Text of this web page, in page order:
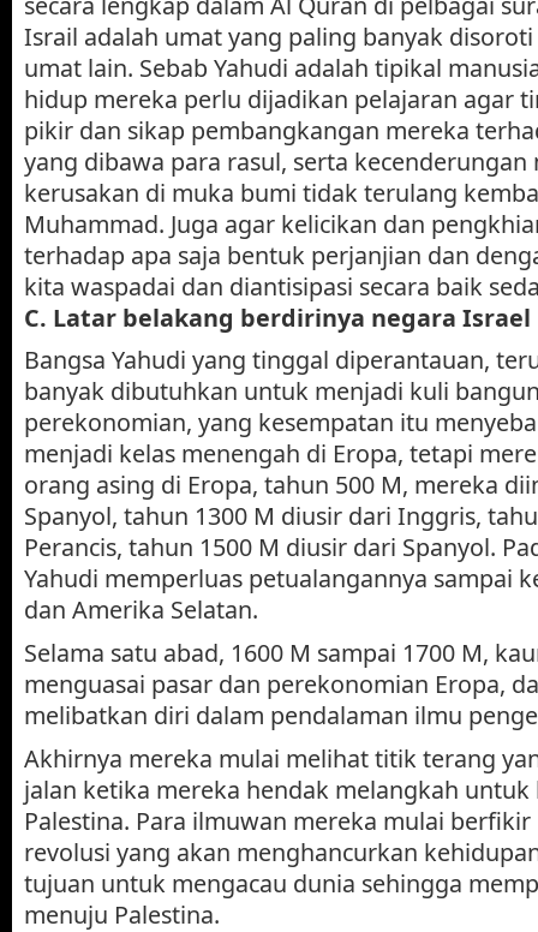
Israil adalah umat yang paling banyak
umat lain. Sebab Yahudi adalah tipikal
hidup mereka perlu dijadikan pelajaran agar
pikir dan sikap pembangkangan mereka
yang dibawa para rasul, serta
kerusakan di muka bumi tidak terulang
Muhammad. Juga agar kelicikan dan
terhadap apa saja bentuk perjanjian dan
kita waspadai dan diantisipasi secara baik
C. Latar belakang berdirinya negara Israel
Bangsa Yahudi yang tinggal diperantauan,
banyak dibutuhkan untuk menjadi kuli
perekonomian, yang kesempatan itu
menjadi kelas menengah di Eropa, tetapi
orang asing di Eropa, tahun 500 M, mereka
Spanyol, tahun 1300 M diusir dari Inggris,
Perancis, tahun 1500 M diusir dari Spanyol.
Yahudi memperluas petualangannya sampai
dan Amerika Selatan.
Selama satu abad, 1600 M sampai 1700 M,
menguasai pasar dan perekonomian Eropa,
melibatkan diri dalam pendalaman ilmu
Akhirnya mereka mulai melihat titik terang
jalan ketika mereka hendak melangkah untuk
Palestina. Para ilmuwan mereka mulai
revolusi yang akan menghancurkan
tujuan untuk mengacau dunia sehingga
menuju Palestina.